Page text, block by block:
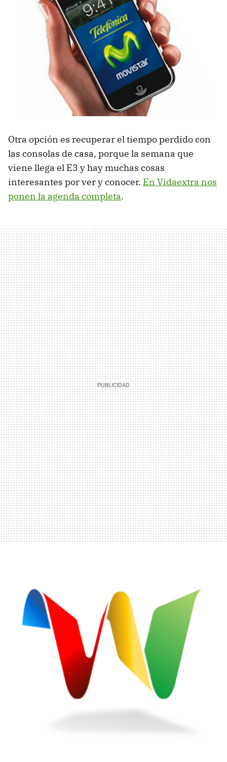
Otra opción es recuperar el tiempo perdido con
las consolas de casa, porque la semana que
viene llega el E3 y hay muchas cosas
interesantes por ver y conocer. En Vidaextra nos
ponen la agenda completa.